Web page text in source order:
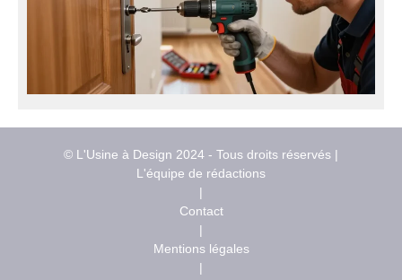
© L'Usine à Design 2024 - Tous droits réservés |
L'équipe de rédactions
|
Contact
|
Mentions légales
|